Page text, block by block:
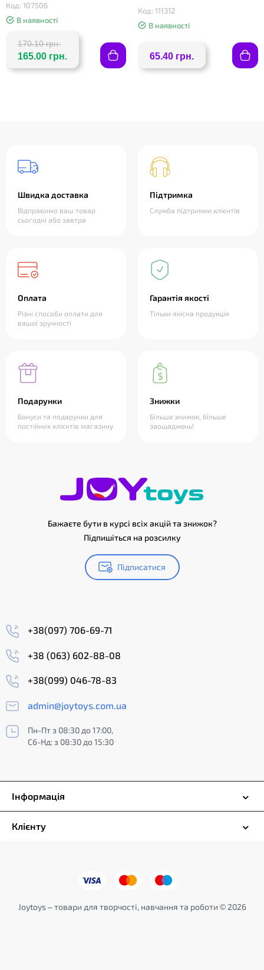
Код: 107506
В наявності
170.10 грн.
165.00 грн.
Код: 111312
В наявності
65.40 грн.
Швидка доставка
Відправимо ваш товар
сьогодні або завтра
Підтримка
Служба підтримки клієнтів
Оплата
Різні способи оплати для
вашої зручності
Гарантія якості
Тільки якісна продукція
Подарунки
Бонуси та подарунки для
постійних клієнтів магазину
Знижки
Більше знижок, більше
заощаджень!
Бажаєте бути в курсі всіх акцій та знижок?
Підпишіться на розсилку
Підписатися
+38(097) 706-69-71
+38 (063) 602-88-08
+38(099) 046-78-83
admin@joytoys.com.ua
Пн-Пт з 08:30 до 17:00,
Сб-Нд: з 08:30 до 15:30
Інформація
Клієнту
Joytoys – товари для творчості, навчання та роботи © 2026